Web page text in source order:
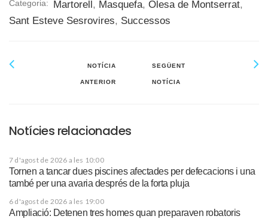
Categoria: Martorell , Masquefa, Olesa de Montserrat,
Sant Esteve Sesrovires, Successos
NOTÍCIA
ANTERIOR
SEGÜENT
NOTÍCIA
Notícies relacionades
7 d'agost de 2026 a les 10:00
Tornen a tancar dues piscines afectades per defecacions i una
també per una avaria després de la forta pluja
6 d'agost de 2026 a les 19:00
Ampliació: Detenen tres homes quan preparaven robatoris